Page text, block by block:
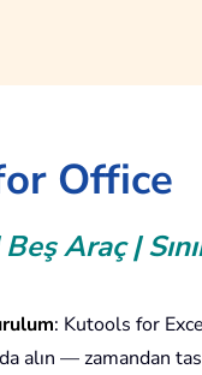
Office
Araç |
: Kutools for
alın — zamandan